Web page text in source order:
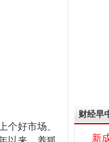
个好市场、
财经早
新